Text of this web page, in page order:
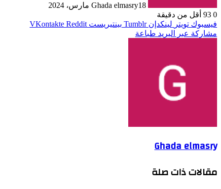
Ghada elmasry18 مارس، 2024
0
أقل من دقيقة
فيسبوك تويتر لينكدإن بينتيريست
مشاركة عبر البريد طباعة
Ghada elmasry
مقالات ذات صلة